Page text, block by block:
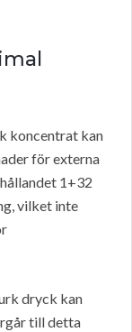
koncentrat kan
för externa
1+32
vilket inte
dryck kan
till detta